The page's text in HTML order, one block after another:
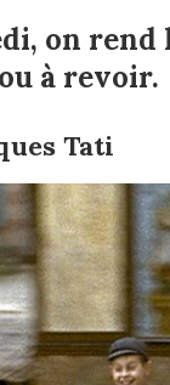
on rend
à revoir.
Tati